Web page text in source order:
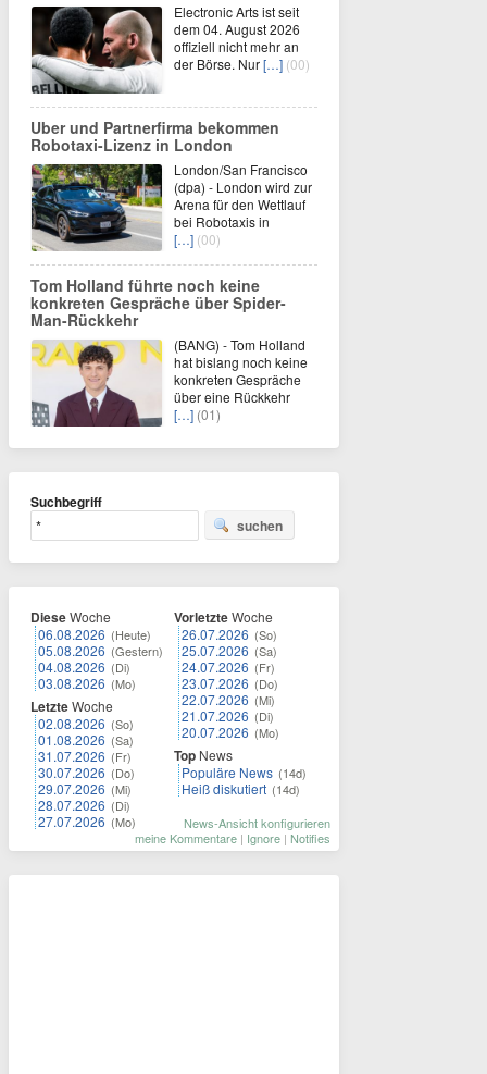
Electronic Arts ist seit
dem 04. August 2026
offiziell nicht mehr an
der Börse. Nur[…] (00)
Uber und Partnerfirma bekommen
Robotaxi-Lizenz in London
London/San Francisco
(dpa) - London wird zur
Arena für den Wettlauf
bei Robotaxis in
[…] (00)
Tom Holland führte noch keine
konkreten Gespräche über Spider-
Man-Rückkehr
(BANG) - Tom Holland
hat bislang noch keine
konkreten Gespräche
über eine Rückkehr
[…] (01)
Suchbegriff
suchen
DieseWoche
06.08.2026 (Heute)
05.08.2026 (Gestern)
04.08.2026 (Di)
03.08.2026 (Mo)
LetzteWoche
02.08.2026 (So)
01.08.2026 (Sa)
31.07.2026 (Fr)
30.07.2026 (Do)
29.07.2026 (Mi)
28.07.2026 (Di)
27.07.2026 (Mo)
VorletzteWoche
26.07.2026 (So)
25.07.2026 (Sa)
24.07.2026 (Fr)
23.07.2026 (Do)
22.07.2026 (Mi)
21.07.2026 (Di)
20.07.2026 (Mo)
Top News
Populäre News (14d)
Heiß diskutiert (14d)
News-Ansicht konfigurieren
meine Kommentare | Ignore | Notifies